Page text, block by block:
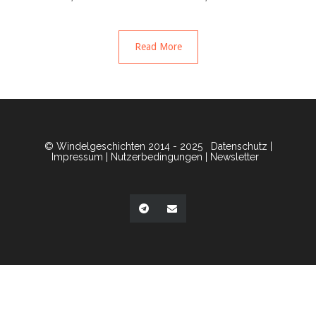
Read More
© Windelgeschichten 2014 - 2025 Datenschutz
Impressum
Nutzerbedingungen Newsletter